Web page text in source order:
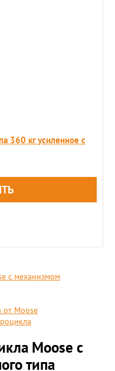
360 кг усиленное с
с механизмом
от Moose
Moose с
типа